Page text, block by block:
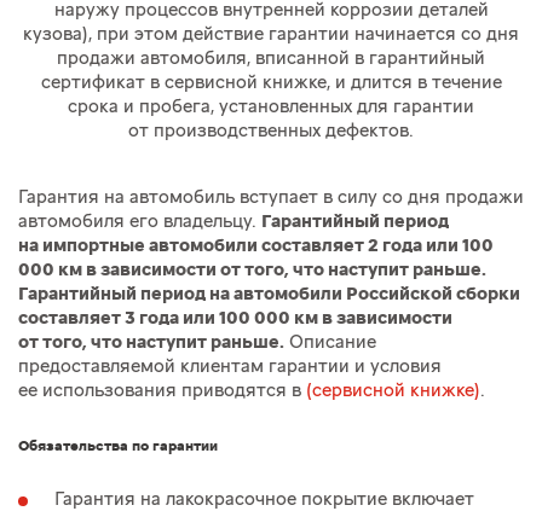
наружу процессов внутренней коррозии деталей
кузова), при этом действие гарантии начинается со дня
продажи автомобиля, вписанной в гарантийный
сертификат в сервисной книжке, и длится в течение
срока и пробега, установленных для гарантии
от производственных дефектов.
Гарантия на автомобиль вступает в силу со дня продажи
автомобиля его владельцу. Гарантийный период
на импортные автомобили составляет 2 года или 100
000 км в зависимости от того, что наступит раньше.
Гарантийный период на автомобили Российской сборки
составляет 3 года или 100 000 км в зависимости
от того, что наступит раньше. Описание
предоставляемой клиентам гарантии и условия
ее использования приводятся в (сервисной книжке).
Обязательства по гарантии
Гарантия на лакокрасочное покрытие включает